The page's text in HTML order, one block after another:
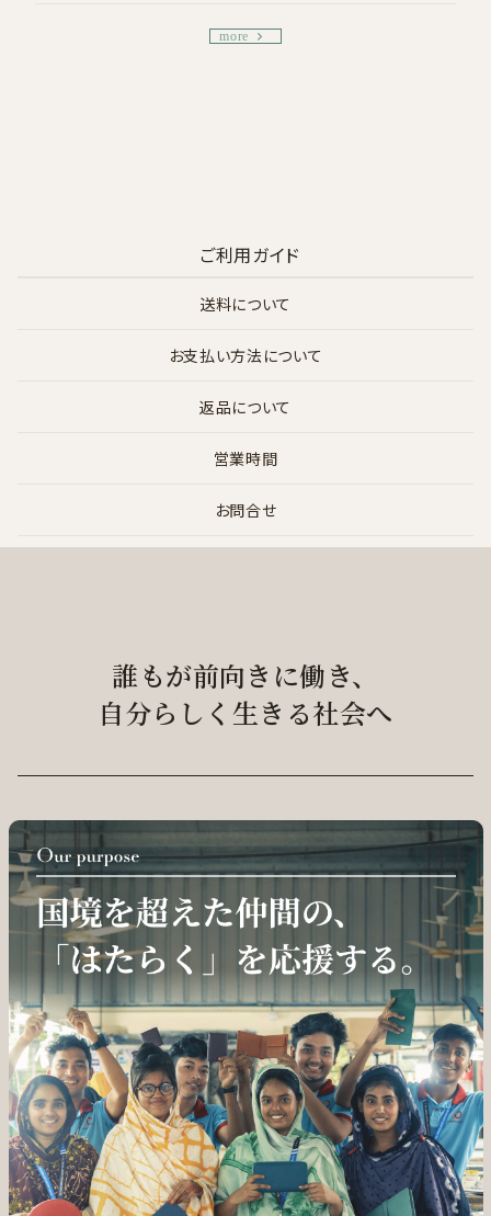
more
ご利用ガイド
送料について
お支払い方法について
返品について
営業時間
お問合せ
誰もが前向きに働き、
自分らしく生きる社会へ